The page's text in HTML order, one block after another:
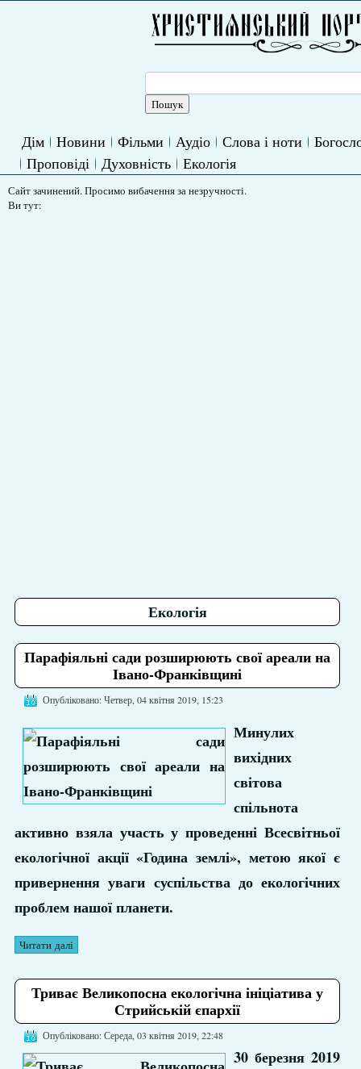
Дім Новини Фільми Аудіо Слова і ноти
Проповіді
Духовність Екологія
Сайт зачинений. Просимо вибачення за незручності.
Ви тут:
Екологія
Парафіяльні сади розширюють свої ареали на
Івано-Франківщині
Опубліковано: Четвер, 04 квітня 2019, 15:23
Минулих
вихідних
світова
спільнота
активно взяла участь у проведенні Всесвітньої
екологічної акції «Година землі», метою якої є
привернення уваги суспільства до екологічних
проблем нашої планети.
Читати далі
Триває Великопосна екологічна ініціатива у
Стрийській єпархії
Опубліковано: Середа, 03 квітня 2019, 22:48
30 березня 2019